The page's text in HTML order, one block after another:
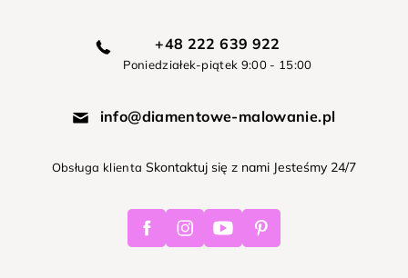
+48 222 639 922
Poniedziałek-piątek 9:00 - 15:00
info@diamentowe-malowanie.pl
Obsługa klienta Skontaktuj się z nami Jesteśmy 24/7
FacebookInstagramYoutube Pinterest